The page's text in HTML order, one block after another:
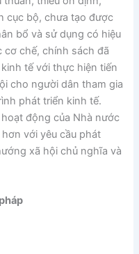
cục bộ, chưa tạo được
bổ và sử dụng có hiệu
cơ chế, chính sách đã
tế với thực hiện tiến
cho người dân tham gia
phát triển kinh tế.
động của Nhà nước
với yêu cầu phát
xã hội chủ nghĩa và